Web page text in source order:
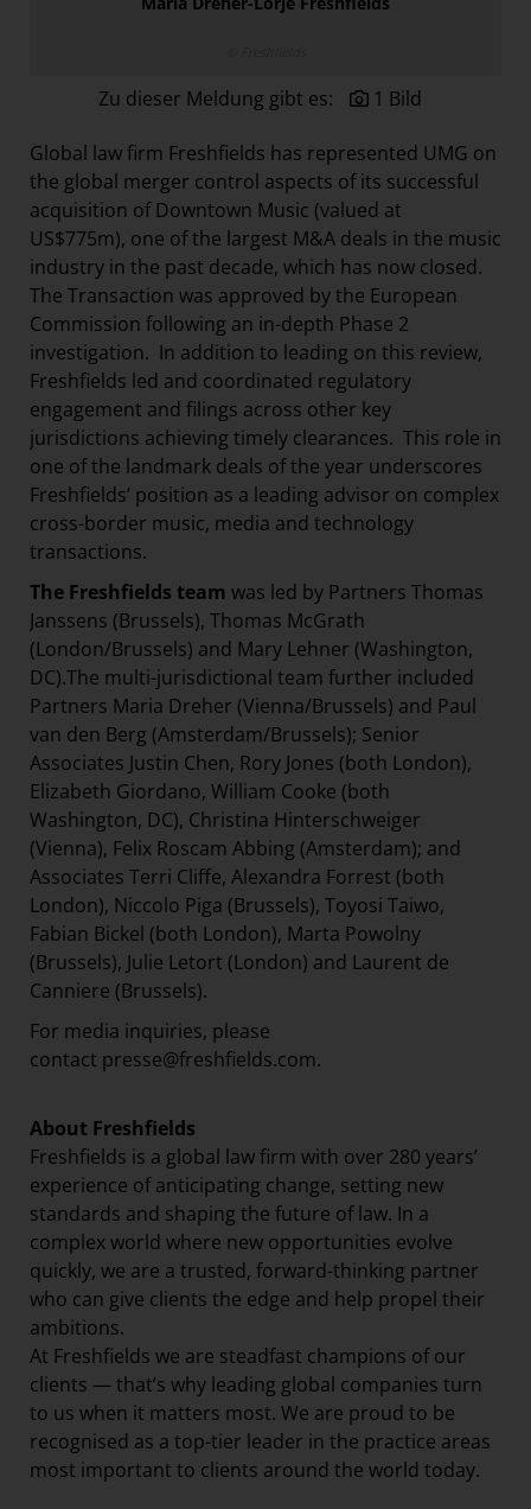
Swiss Life Select
The Companion
The Hoxton
Unibail-Rodamco-Westfield
Vöslauer
NMK
MEDIA
KONTAKT
Zu dieser Meldung gibt es: 1 Bild
Global law firm Freshfields has represented UMG on
the global merger control aspects of its successful
acquisition of Downtown Music (valued at
US$775m), one of the largest M&A deals in the music
industry in the past decade, which has now closed.
The Transaction was approved by the European
Commission following an in-depth Phase 2
investigation. In addition to leading on this review,
Freshfields led and coordinated regulatory
engagement and filings across other key
jurisdictions achieving timely clearances. This role in
one of the landmark deals of the year underscores
Freshfields’ position as a leading advisor on complex
cross-border music, media and technology
transactions.
The Freshfields team was led by Partners Thomas
Janssens (Brussels), Thomas McGrath
(London/Brussels) and Mary Lehner (Washington,
DC).The multi-jurisdictional team further included
Partners Maria Dreher (Vienna/Brussels) and Paul
van den Berg (Amsterdam/Brussels); Senior
Associates Justin Chen, Rory Jones (both London),
Elizabeth Giordano, William Cooke (both
Washington, DC), Christina Hinterschweiger
(Vienna), Felix Roscam Abbing (Amsterdam); and
Associates Terri Cliffe, Alexandra Forrest (both
London), Niccolo Piga (Brussels), Toyosi Taiwo,
Fabian Bickel (both London), Marta Powolny
(Brussels), Julie Letort (London) and Laurent de
Canniere (Brussels).
For media inquiries, please
contact presse@freshfields.com.
About Freshfields
Freshfields is a global law firm with over 280 years’
experience of anticipating change, setting new
standards and shaping the future of law. In a
complex world where new opportunities evolve
quickly, we are a trusted, forward-thinking partner
who can give clients the edge and help propel their
ambitions.
At Freshfields we are steadfast champions of our
clients — that’s why leading global companies turn
to us when it matters most. We are proud to be
recognised as a top-tier leader in the practice areas
most important to clients around the world today.